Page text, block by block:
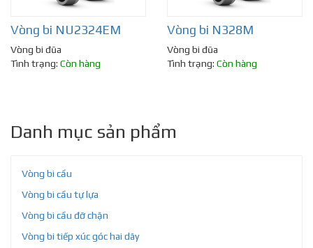
Vòng bi NU2324EM
Vòng bi đũa
Tình trạng: Còn hàng
Vòng bi N328M
Vòng bi đũa
Tình trạng: Còn hàng
Danh mục sản phẩm
Vòng bi cầu
Vòng bi cầu tự lựa
Vòng bi cầu đỡ chặn
Vòng bi tiếp xúc góc hai dãy